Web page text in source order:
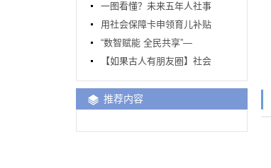
一图看懂？未来五年人社事
用社会保障卡申领育儿补贴
“数智赋能 全民共享”—
【如果古人有朋友圈】社会
推荐内容